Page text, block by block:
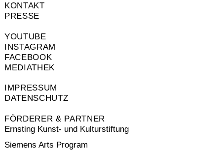
KONTAKT
PRESSE
YOUTUBE
INSTAGRAM
FACEBOOK
MEDIATHEK
IMPRESSUM
DATENSCHUTZ
FÖRDERER & PARTNER
Ernsting Kunst- und Kulturstiftung
Siemens Arts Program